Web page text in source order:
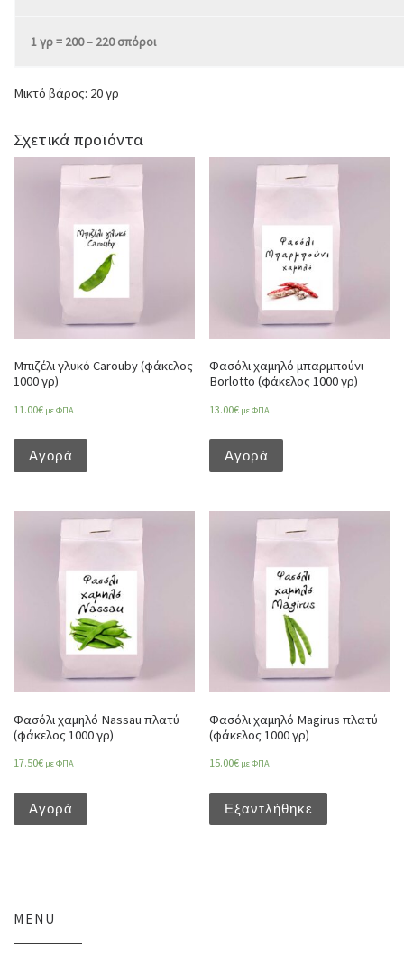
1 γρ = 200 – 220 σπόροι
Μικτό βάρος: 20 γρ
Σχετικά προϊόντα
Μπιζέλι γλυκό Carouby (φάκελος
1000 γρ)
11.00€ με ΦΠΑ
Αγορά
Φασόλι χαμηλό μπαρμπούνι
Borlotto (φάκελος 1000 γρ)
13.00€ με ΦΠΑ
Αγορά
Φασόλι χαμηλό Nassau πλατύ
(φάκελος 1000 γρ)
17.50€ με ΦΠΑ
Αγορά
Φασόλι χαμηλό Magirus πλατύ
(φάκελος 1000 γρ)
15.00€ με ΦΠΑ
Εξαντλήθηκε
MENU